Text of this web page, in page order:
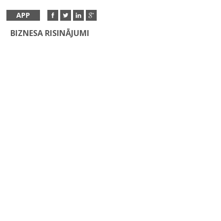
APP
BIZNESA RISINĀJUMI